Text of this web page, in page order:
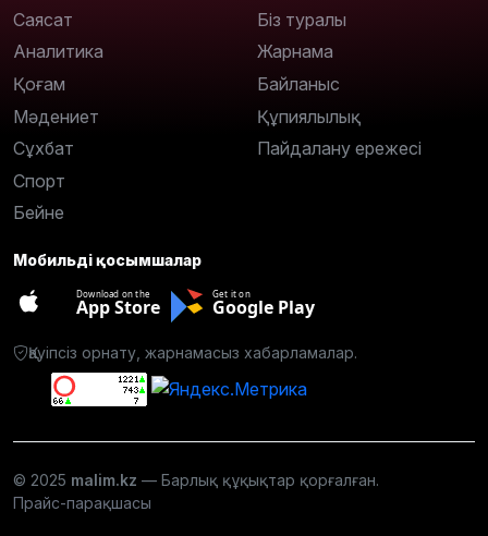
Саясат
Аналитика
Қоғам
Мәдениет
Сұхбат
Спорт
Бейне
Біз туралы
Жарнама
Байланыс
Құпиялылық
Пайдалану ережесі
Мобильді қосымшалар
Download on the
App Store
Get it on
Google Play
Қауіпсіз орнату, жарнамасыз хабарламалар.
© 2025 malim.kz — Барлық құқықтар қорғалған.
Прайс-парақшасы